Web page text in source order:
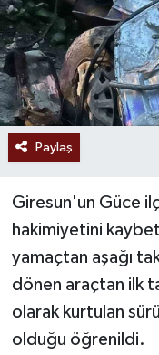
Paylaş
Giresun'un Güce
hakimiyetini
yamaçtan aşağı
dönen araçtan ilk
olarak kurtulan
olduğu öğrenildi.